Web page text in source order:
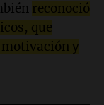
reconoció
que
motivación y